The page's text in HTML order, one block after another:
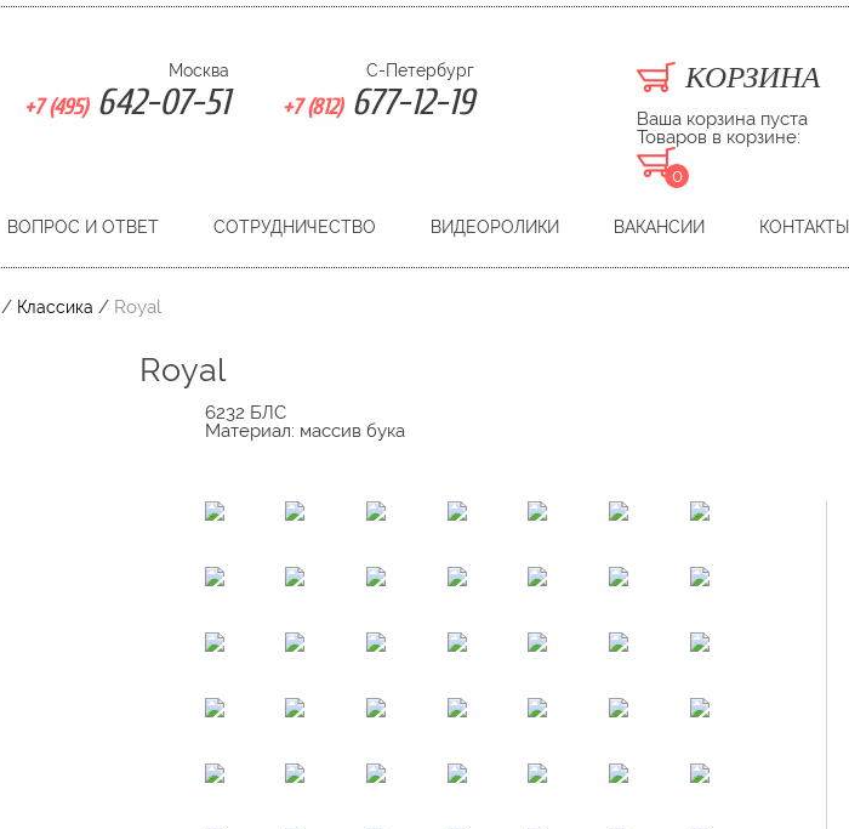
Москва
+7 (495)642-07-51
С-Петербург
+7 (812)677-12-19
КОРЗИНА
Ваша корзина пуста
Товаров в корзине:
0
ВОПРОС И ОТВЕТ СОТРУДНИЧЕСТВО ВИДЕОРОЛИКИ ВАКАНСИИ КОНТАКТЫ
/ Классика / Royal
Royal
6232 БЛС
Материал: массив бука